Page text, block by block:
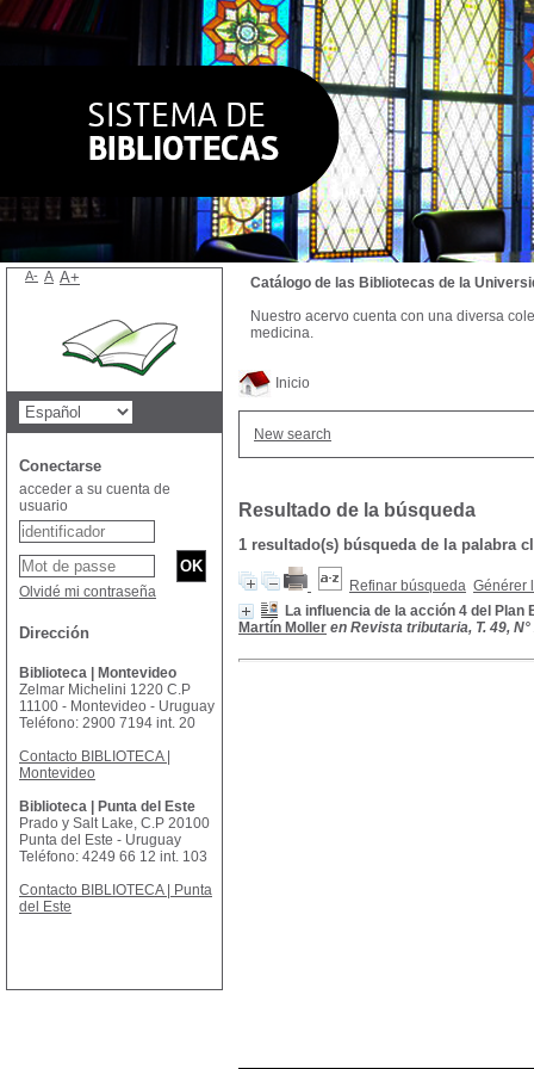
Inicio
New search
Resultado de la búsqueda
1 resultado(s) búsqueda de la palabra
Refinar búsqueda Générer
La influencia de la acción 4 del
Martín Moller en Revista tributaria, T. 49,
Catálogo de las Bibliotecas de la
Nuestro acervo cuenta con una diversa
medicina.
A- A A+
Conectarse
acceder a su cuenta de
usuario
Olvidé mi contraseña
Dirección
Biblioteca | Montevideo
Zelmar Michelini 1220 C.P
11100 - Montevideo - Uruguay
Teléfono: 2900 7194 int. 20
Contacto BIBLIOTECA |
Montevideo
Biblioteca | Punta del Este
Prado y Salt Lake, C.P 20100
Punta del Este - Uruguay
Teléfono: 4249 66 12 int. 103
Contacto BIBLIOTECA | Punta
del Este